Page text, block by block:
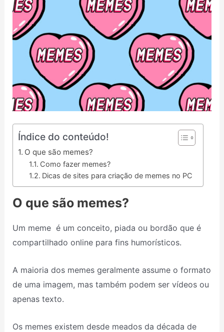
Índice do conteúdo!
O que são memes?
Como fazer memes?
Dicas de sites para criação de memes no PC
O que são memes?
Um meme é um conceito, piada ou bordão que é
compartilhado online para fins humorísticos.
A maioria dos memes geralmente assume o formato
de uma imagem, mas também podem ser vídeos ou
apenas texto.
Os memes existem desde meados da década de